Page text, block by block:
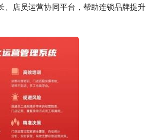
、店员运营协同平台，帮助连锁品牌提升